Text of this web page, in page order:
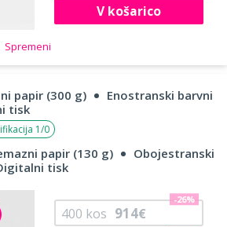
V košarico
Spremeni
papir (300 g)
Enostranski barvni
tisk
1/0
papir (130 g)
Obojestranski
tisk
400 kos 914€
-26%